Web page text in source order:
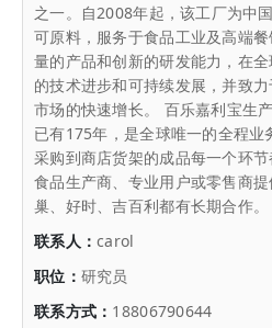
之一。自2008年起，该工厂为中
可原料，服务于食品工业及高端
量的产品和创新的研发能力，在
的技术进步和可持续发展，并致
市场的快速增长。 百乐嘉利宝生
已有175年，是全球唯一的全程
采购到商店货架的成品每一个环
食品生产商、专业用户或零售商
巢、好时、吉百利都有长期合作。
联系人：carol
职位： 研究员
联系方式： 18806790644